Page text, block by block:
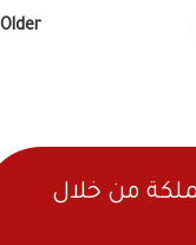
Older
من خلال